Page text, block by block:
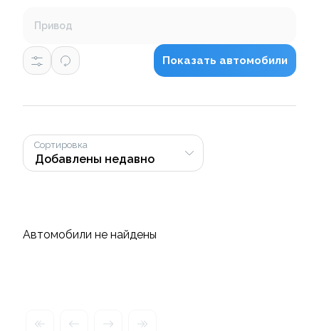
Привод
Показать автомобили
Сортировка
Автомобили не найдены